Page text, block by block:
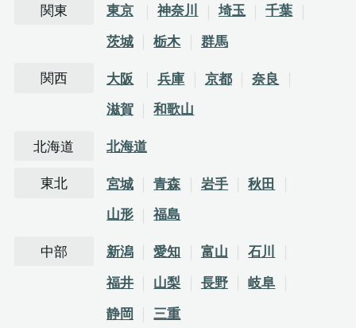
関東 東京 神奈川 埼玉
千葉
茨城
栃木 群馬
関西 大阪 兵庫 京都
奈良
滋賀
和歌山
北海道 北海道
東北 宮城 青森 岩手
秋田
山形
福島
中部 新潟 愛知 富山
石川
福井
山梨 長野
岐阜
静岡
三重